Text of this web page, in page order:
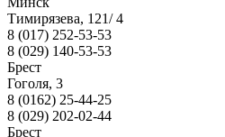
Тимирязева, 121/ 4
8 (017) 252-53-53
8 (029) 140-53-53
Брест
Гоголя, 3
8 (0162) 25-44-25
8 (029) 202-02-44
Брест